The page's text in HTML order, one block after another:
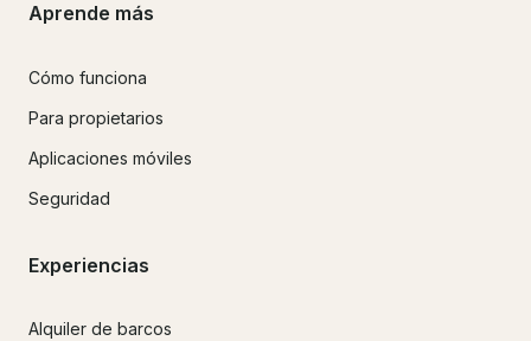
Aprende más
Cómo funciona
Para propietarios
Aplicaciones móviles
Seguridad
Experiencias
Alquiler de barcos